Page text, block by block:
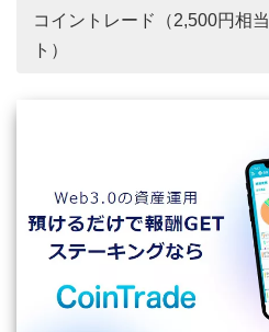
コイントレード（2,500円相
ト）